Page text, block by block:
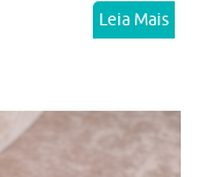
Leia Mais